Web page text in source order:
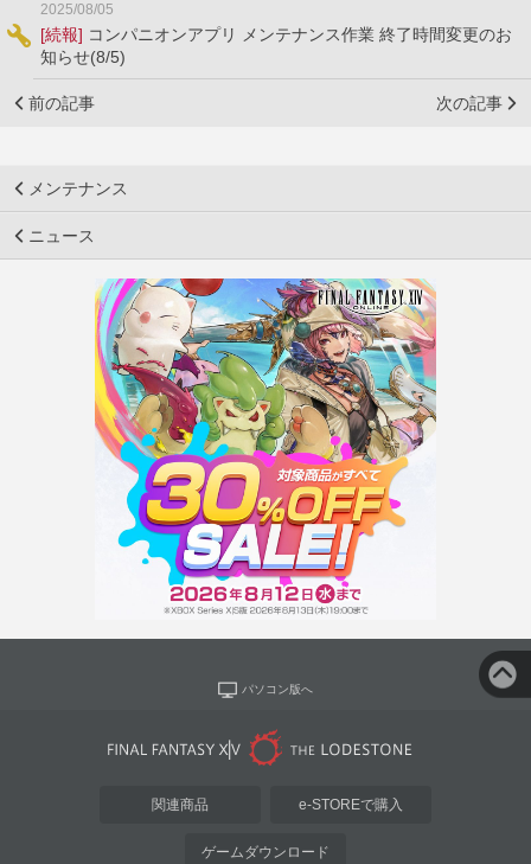
2025/08/05
[続報] コンパニオンアプリ メンテナンス作業 終了時間変更のお
知らせ(8/5)
前の記事 次の記事
メンテナンス
ニュース
パソコン版へ
関連商品 e-STOREで購入
ゲームダウンロード